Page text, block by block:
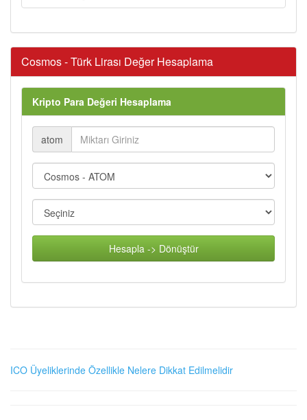
Cosmos - Türk Lirası Değer Hesaplama
Kripto Para Değeri Hesaplama
atom
Hesapla -> Dönüştür
ICO Üyeliklerinde Özellikle Nelere Dikkat Edilmelidir